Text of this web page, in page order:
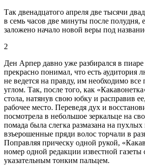
Так двенадцатого апреля две тысячи
в семь часов две минуты после полудня,
заложено начало новой веры под
2
Ден Арпер давно уже разбирался в
прекрасно понимал, что есть аудитория
не ведется на правду, им необходимо все
углом. Так, после того, как
стола, натянув свою юбку и расправив
рабочее место. Переведя дух и
посмотрела в небольшое зеркальце на
помада была слегка размазана на пухлых
взъерошенные пряди волос торчали в
Поправляя прическу одной рукой,
номер одной редакции известной
указательным тонким пальцем.